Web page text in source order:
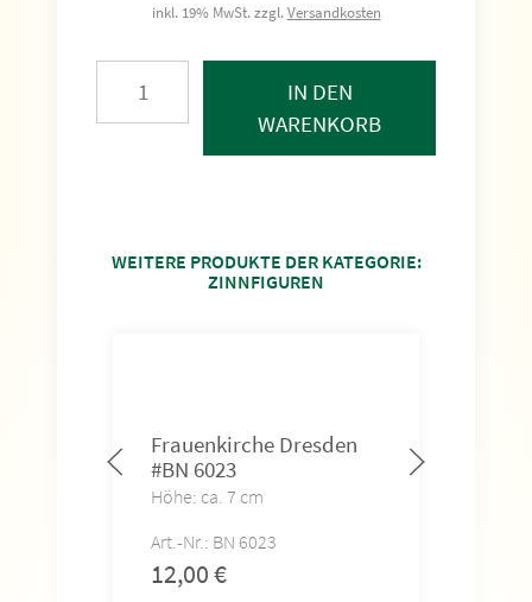
inkl. 19% MwSt. zzgl.Versandkosten
IN DEN
WARENKORB
WEITERE PRODUKTE DER KATEGORIE:
ZINNFIGUREN
Frauenkirche Dresden
#BN 6023
Höhe: ca. 7 cm
Art.-Nr.: BN 6023
12,00€